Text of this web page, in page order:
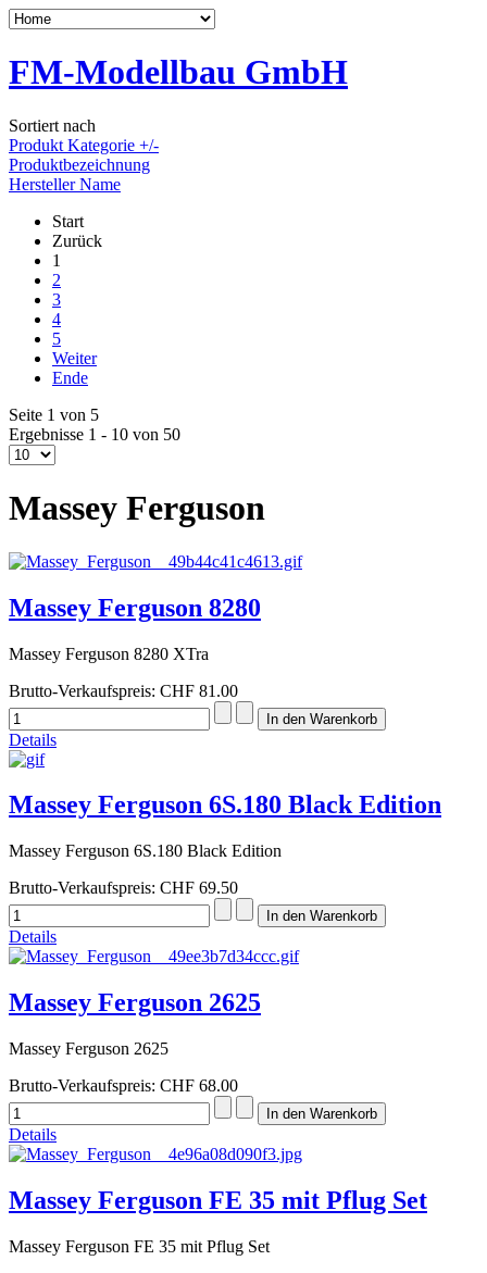
FM-Modellbau GmbH
Sortiert nach
Produkt Kategorie +/-
Produktbezeichnung
Hersteller Name
Start
Zurück
1
2
3
4
5
Weiter
Ende
Seite 1 von 5
Ergebnisse 1 - 10 von 50
Massey Ferguson
Massey Ferguson 8280
Massey Ferguson 8280 XTra
Brutto-Verkaufspreis: CHF 81.00
Details
Massey Ferguson 6S.180 Black Edition
Massey Ferguson 6S.180 Black Edition
Brutto-Verkaufspreis: CHF 69.50
Details
Massey Ferguson 2625
Massey Ferguson 2625
Brutto-Verkaufspreis: CHF 68.00
Details
Massey Ferguson FE 35 mit Pflug Set
Massey Ferguson FE 35 mit Pflug Set